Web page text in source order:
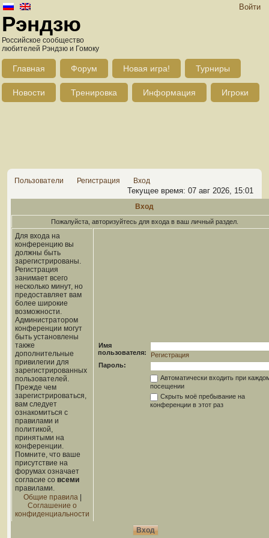
Войти
Рэндзю
Российское сообщество
любителей Рэндзю и Гомоку
Главная Форум Новая игра! Турниры
Новости Тренировка Информация Игроки
Пользователи Регистрация Вход
Текущее время: 07 авг 2026, 15:01
Вход
Пожалуйста, авторизуйтесь для входа в ваш личный раздел.
Для входа на
конференцию вы
должны быть
зарегистрированы.
Регистрация
занимает всего
несколько минут, но
предоставляет вам
более широкие
возможности.
Администратором
конференции могут
быть установлены
также
дополнительные
привилегии для
зарегистрированных
пользователей.
Прежде чем
зарегистрироваться,
вам следует
ознакомиться с
правилами и
политикой,
принятыми на
конференции.
Помните, что ваше
присутствие на
форумах означает
согласие со всеми
правилами.
Общие правила|
Соглашение о
конфиденциальности
Имя
пользователя:
Регистрация
Пароль:
Автоматически входить при
посещении
Скрыть моё пребывание на
конференции в этот раз